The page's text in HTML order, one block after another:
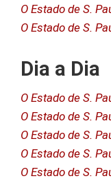
O Estado de S.
O Estado de S.
Dia a Dia
O Estado de S.
O Estado de S.
O Estado de S.
O Estado de S.
O Estado de S.